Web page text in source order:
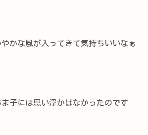
やかな風が入ってきて気持ちいいなぁ
子には思い浮かばなかったのです